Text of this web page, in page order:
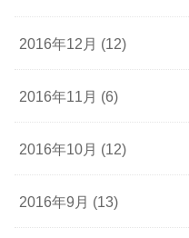
2016年12月 (12)
2016年11月 (6)
2016年10月 (12)
2016年9月 (13)